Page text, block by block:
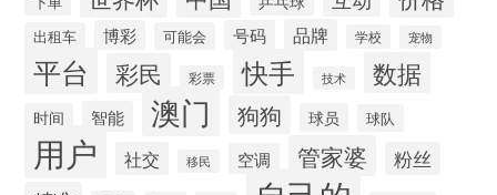
出租车 博彩 可能会 号码 品牌 学校 宠物
平台 彩民 彩票 快手 技术 数据
时间 智能 澳门 狗狗 球员 球队
用户 社交 移民 空调 管家婆 粉丝